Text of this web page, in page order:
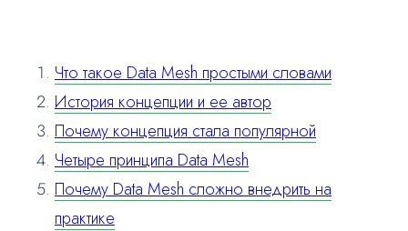
Что такое Data Mesh простыми словами
История концепции и ее автор
Почему концепция стала популярной
Четыре принципа Data Mesh
Почему Data Mesh сложно внедрить на
практике